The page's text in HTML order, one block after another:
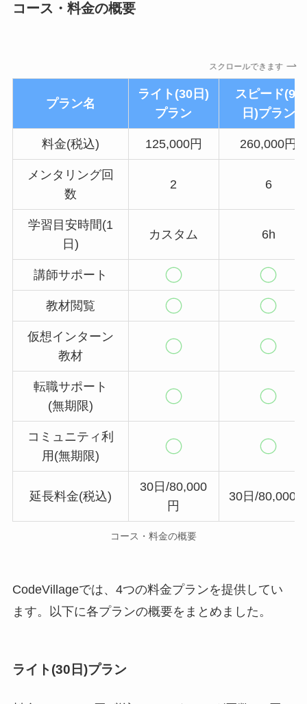
コース・料金の概要
スクロールできます
プラン名
ライト(30日)
プラン
スピード(90
日)プラン
料金(税込) 125,000円 260,000円
メンタリング回
数
2 6
学習目安時間(1
日)
カスタム 6h
講師サポート
教材閲覧
仮想インターン
教材
転職サポート
(無期限)
コミュニティ利
用(無期限)
延長料金(税込)
30日/80,000
円
30日/80,000
コース・料金の概要
CodeVillageでは、4つの料金プランを提供してい
ます。以下に各プランの概要をまとめました。
ライト(30日)プラン